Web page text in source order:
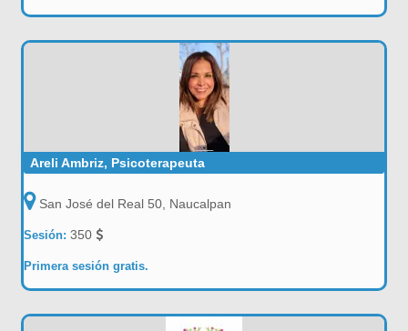
Areli Ambriz, Psicoterapeuta
San José del Real 50, Naucalpan
Sesión:350
Primera sesión gratis.